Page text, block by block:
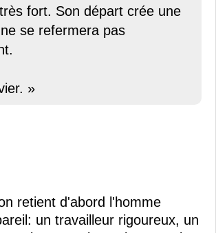
fort. Son départ crée une
se refermera pas
»
retient d'abord l'homme
un travailleur rigoureux, un